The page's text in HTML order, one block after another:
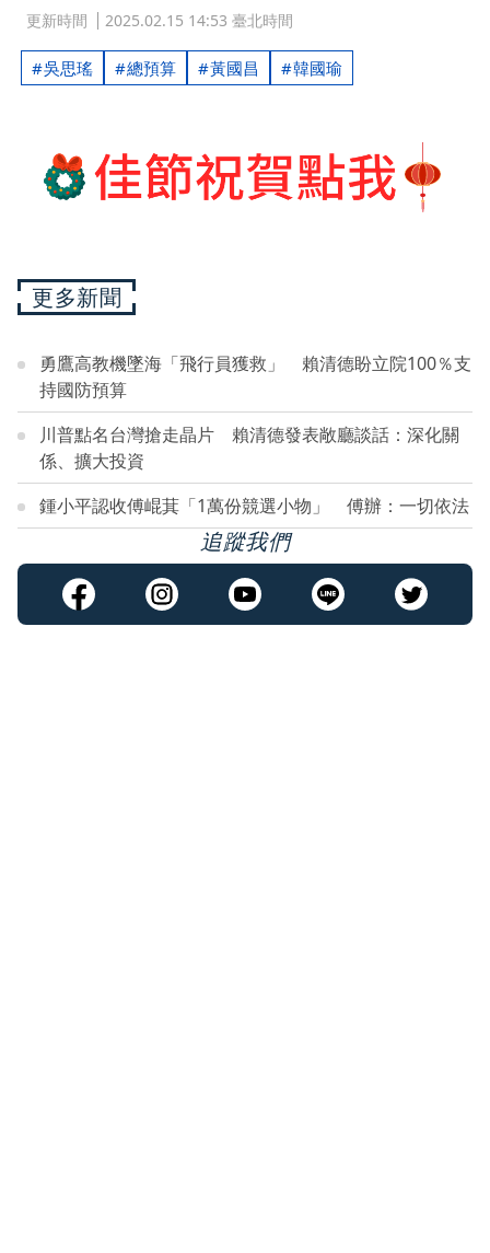
更新時間 2025.02.15 14:53 臺北時間
吳思瑤 總預算 黃國昌 韓國瑜
更多新聞
勇鷹高教機墜海「飛行員獲救」 賴清德盼立院100％支
持國防預算
川普點名台灣搶走晶片 賴清德發表敞廳談話：深化關
係、擴大投資
鍾小平認收傅崐萁「1萬份競選小物」 傅辦：一切依法
追蹤我們